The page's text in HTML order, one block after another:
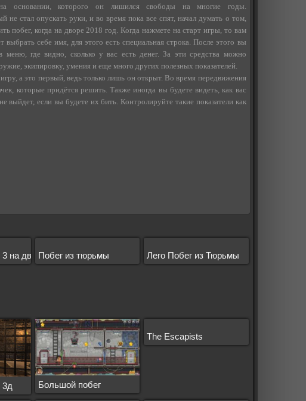
основании, которого он лишился свободы на многие годы.
не стал опускать руки, и во время пока все спят, начал думать о том,
побег, когда на дворе 2018 год. Когда нажмете на старт игры, то вам
выбрать себе имя, для этого есть специальная строка. После этого вы
меню, где видно, сколько у вас есть денег. За эти средства можно
экипировку, умения и еще много других полезных показателей.
а это первый, ведь только лишь он открыт. Во время передвижения
которые придётся решить. Также иногда вы будете видеть, как вас
выйдет, если вы будете их бить. Контролируйте такие показатели как
на двоихПобег из тюрьмы Лего Побег из Тюрьмы
3д Большой побег
The Escapists